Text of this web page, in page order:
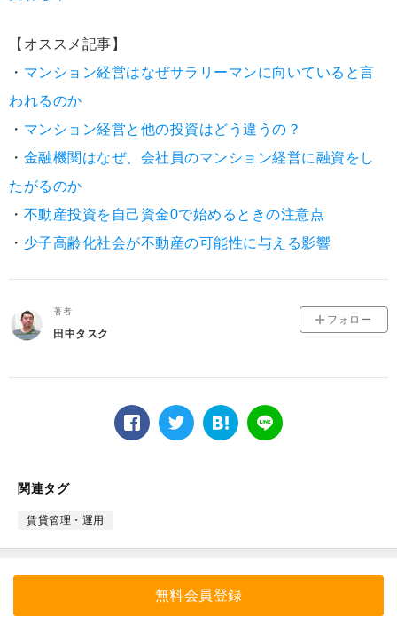
【オススメ記事】
・ マンション経営はなぜサラリーマンに向いていると言
われるのか
・ マンション経営と他の投資はどう違うの？
・ 金融機関はなぜ、会社員のマンション経営に融資をし
たがるのか
・ 不動産投資を自己資金0で始めるときの注意点
・ 少子高齢化社会が不動産の可能性に与える影響
著者
田中タスク
フォロー
facebook
twitterは
ー
ク
LINE
関連タグ
賃貸管理・運用
無料会員登録